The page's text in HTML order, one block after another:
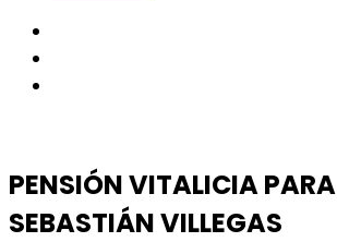
PENSIÓN VITALICIA PARA
SEBASTIÁN VILLEGAS